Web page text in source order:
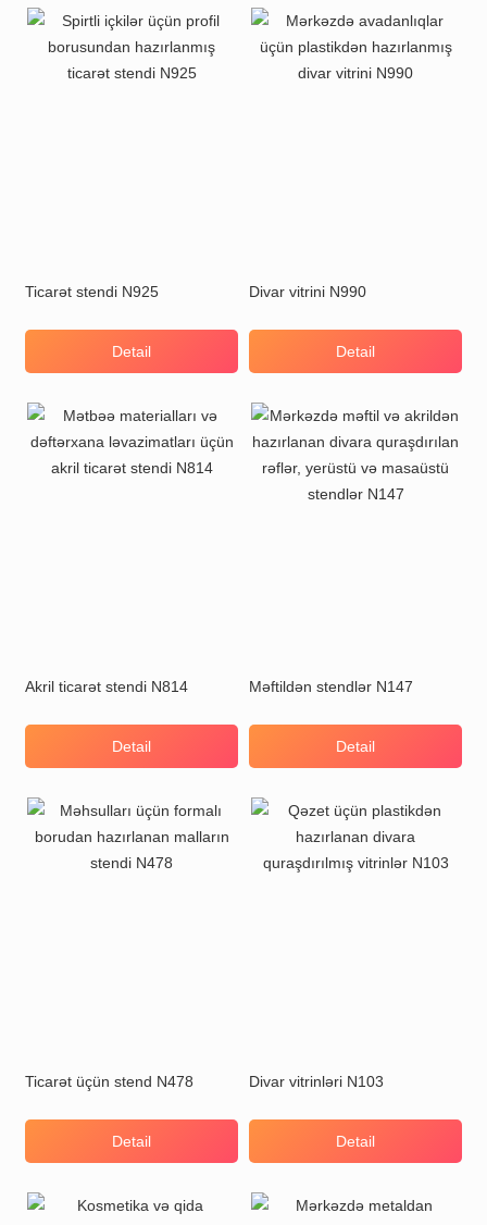
Ticarət stendi N925
Detail
Divar vitrini N990
Detail
Akril ticarət stendi N814
Detail
Məftildən stendlər N147
Detail
Ticarət üçün stend N478
Detail
Divar vitrinləri N103
Detail